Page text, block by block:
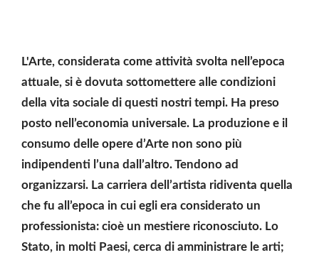
L'Arte, considerata come attività svolta nell’epoca
attuale, si è dovuta sottomettere alle condizioni
della vita sociale di questi nostri tempi. Ha preso
posto nell’economia universale. La produzione e il
consumo delle opere d’Arte non sono più
indipendenti l’una dall’altro. Tendono ad
organizzarsi. La carriera dell’artista ridiventa quella
che fu all’epoca in cui egli era considerato un
professionista: cioè un mestiere riconosciuto. Lo
Stato, in molti Paesi, cerca di amministrare le arti;